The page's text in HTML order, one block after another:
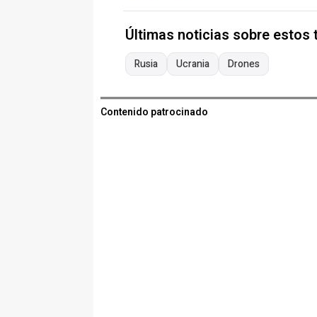
Últimas noticias sobre estos
Rusia Ucrania Drones
Contenido patrocinado